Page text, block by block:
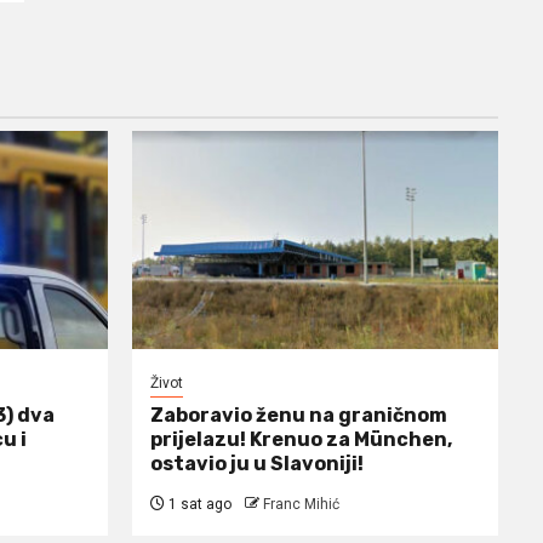
dva
i
Život
Zaboravio ženu na graničnom
prijelazu! Krenuo za München,
ostavio ju u Slavoniji!
1 sat ago Franc Mihić